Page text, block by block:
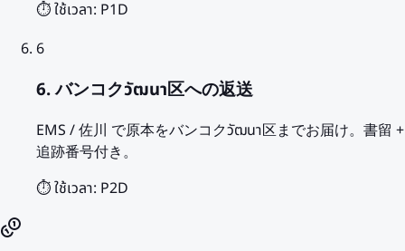
⏱️ ใช้เวลา: P1D
6
6. バンコクวัฒนา区への返送
EMS / 佐川 で原本をバンコクวัฒนา区までお届け。書留 +
追跡番号付き。
⏱️ ใช้เวลา: P2D